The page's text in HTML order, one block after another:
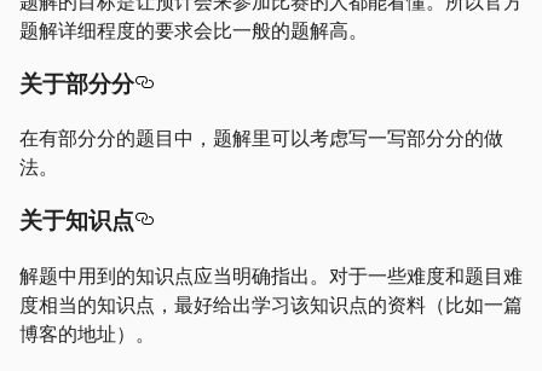
题解详细程度的要求会比一般的题解高。
关于部分分
在有部分分的题目中，题解里可以考虑写一写部分分的做
法。
关于知识点
解题中用到的知识点应当明确指出。对于一些难度和题目难
度相当的知识点，最好给出学习该知识点的资料（比如一篇
博客的地址）。